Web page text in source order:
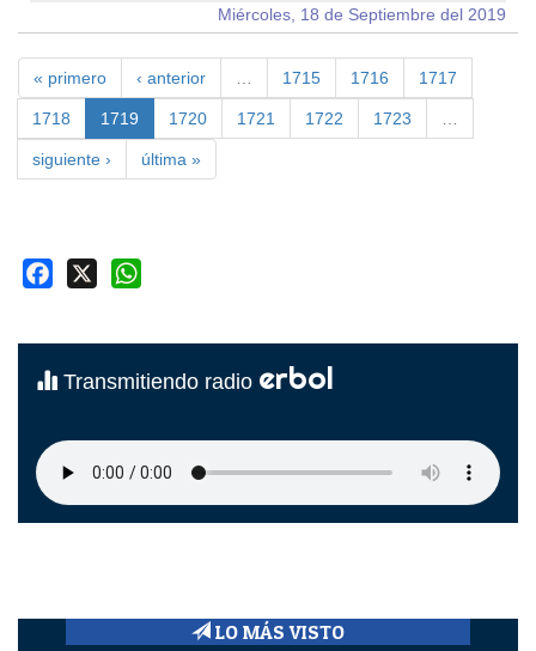
Miércoles, 18 de Septiembre del 2019
« primero ‹ anterior 1715 1716 1717
1718 1719 1720 1721 1722 1723
siguiente › última »
Facebook
Transmitiendo radio erbol
LO MÁS VISTO